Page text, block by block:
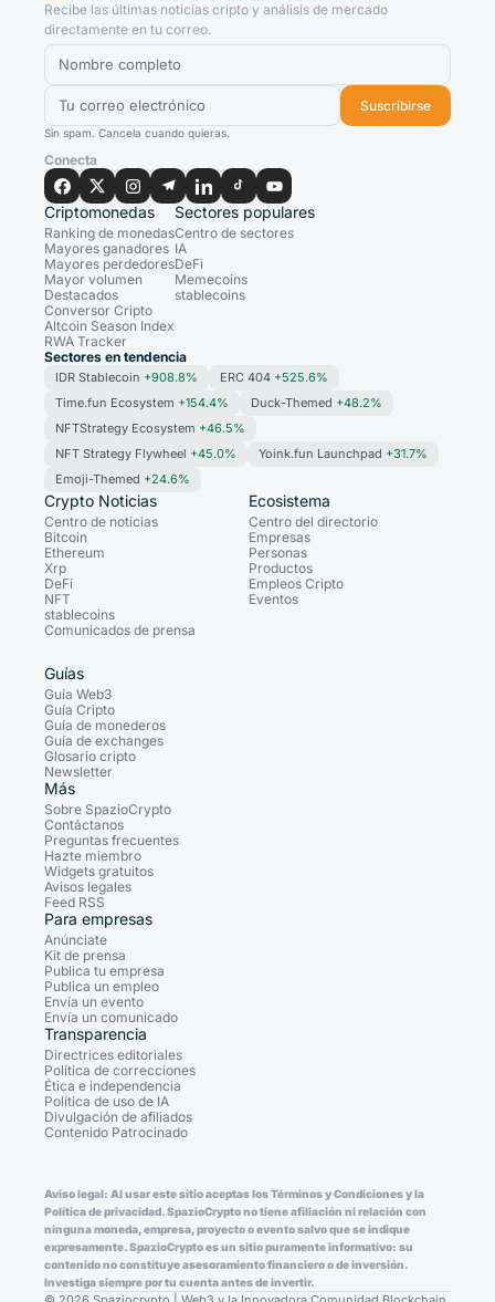
Recibe las últimas noticias cripto y análisis de mercado
directamente en tu correo.
Suscribirse
Sin spam. Cancela cuando quieras.
Conecta
Criptomonedas
Ranking de monedas
Mayores ganadores
Mayores perdedores
Mayor volumen
Destacados
Conversor Cripto
Altcoin Season Index
RWA Tracker
Sectores populares
Centro de sectores
IA
DeFi
Memecoins
stablecoins
Sectores en tendencia
IDR Stablecoin +908.8% ERC 404 +525.6%
Time.fun Ecosystem +154.4% Duck-Themed +48.2%
NFTStrategy Ecosystem +46.5%
NFT Strategy Flywheel +45.0% Yoink.fun Launchpad +31.7%
Emoji-Themed +24.6%
Crypto Noticias
Centro de noticias
Bitcoin
Ethereum
Xrp
DeFi
NFT
stablecoins
Comunicados de prensa
Ecosistema
Centro del directorio
Empresas
Personas
Productos
Empleos Cripto
Eventos
Guías
Guía Web3
Guía Cripto
Guía de monederos
Guía de exchanges
Glosario cripto
Newsletter
Más
Sobre SpazioCrypto
Contáctanos
Preguntas frecuentes
Hazte miembro
Widgets gratuitos
Avisos legales
Feed RSS
Para empresas
Anúnciate
Kit de prensa
Publica tu empresa
Publica un empleo
Envía un evento
Envía un comunicado
Transparencia
Directrices editoriales
Política de correcciones
Ética e independencia
Política de uso de IA
Divulgación de afiliados
Contenido Patrocinado
Aviso legal: Al usar este sitio aceptas los Términos y Condiciones y la
Política de privacidad. SpazioCrypto no tiene afiliación ni relación con
ninguna moneda, empresa, proyecto o evento salvo que se indique
expresamente. SpazioCrypto es un sitio puramente informativo: su
contenido no constituye asesoramiento financiero o de inversión.
Investiga siempre por tu cuenta antes de invertir.